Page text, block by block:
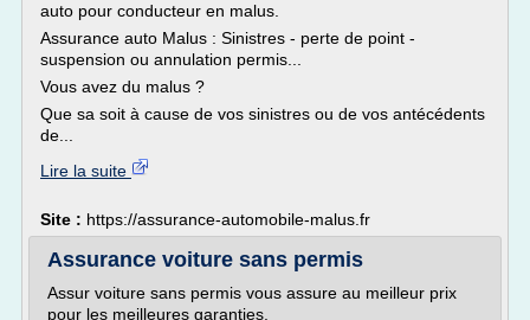
auto pour conducteur en malus.
Assurance auto Malus : Sinistres - perte de point -
suspension ou annulation permis...
Vous avez du malus ?
Que sa soit à cause de vos sinistres ou de vos antécédents
de...
Lire la suite
Site : https://assurance-automobile-malus.fr
Assurance voiture sans permis
Assur voiture sans permis vous assure au meilleur prix
pour les meilleures garanties.